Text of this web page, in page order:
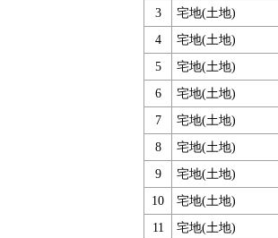
3
宅地(土地)
4
宅地(土地)
5
宅地(土地)
6
宅地(土地)
7
宅地(土地)
8
宅地(土地)
9
宅地(土地)
10
宅地(土地)
11
宅地(土地)